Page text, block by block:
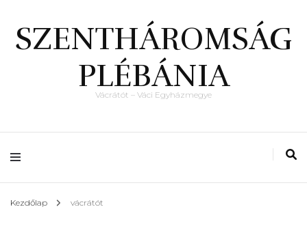
SZENTHÁROMSÁG
PLÉBÁNIA
Vácrátót – Váci Egyházmegye
Kezdőlap vácrátót